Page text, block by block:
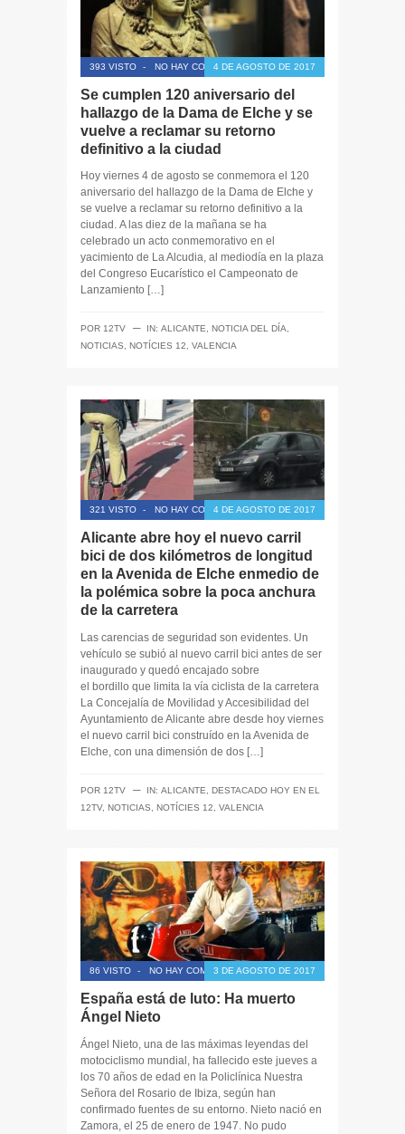
393 VISTO - NO HAY COMENTARIOS4 DE AGOSTO DE 2017
Se cumplen 120 aniversario del
hallazgo de la Dama de Elche y se
vuelve a reclamar su retorno
definitivo a la ciudad
Hoy viernes 4 de agosto se conmemora el 120
aniversario del hallazgo de la Dama de Elche y
se vuelve a reclamar su retorno definitivo a la
ciudad. A las diez de la mañana se ha
celebrado un acto conmemorativo en el
yacimiento de La Alcudia, al mediodía en la plaza
del Congreso Eucarístico el Campeonato de
Lanzamiento […]
POR 12TV ─ IN: ALICANTE, NOTICIA DEL DÍA,
NOTICIAS, NOTÍCIES 12, VALENCIA
321 VISTO - NO HAY COMENTARIOS4 DE AGOSTO DE 2017
Alicante abre hoy el nuevo carril
bici de dos kilómetros de longitud
en la Avenida de Elche enmedio de
la polémica sobre la poca anchura
de la carretera
Las carencias de seguridad son evidentes. Un
vehículo se subió al nuevo carril bici antes de ser
inaugurado y quedó encajado sobre
el bordillo que limita la vía ciclista de la carretera
La Concejalía de Movilidad y Accesibilidad del
Ayuntamiento de Alicante abre desde hoy viernes
el nuevo carril bici construído en la Avenida de
Elche, con una dimensión de dos […]
POR 12TV ─ IN: ALICANTE
DESTACADO HOY EN EL
12TV, NOTICIAS NOTÍCIES 12 VALENCIA
86 VISTO - NO HAY COMENTARIOS3 DE AGOSTO DE 2017
España está de luto: Ha muerto
Ángel Nieto
Ángel Nieto, una de las máximas leyendas del
motociclismo mundial, ha fallecido este jueves a
los 70 años de edad en la Policlínica Nuestra
Señora del Rosario de Ibiza, según han
confirmado fuentes de su entorno. Nieto nació en
Zamora, el 25 de enero de 1947. No pudo